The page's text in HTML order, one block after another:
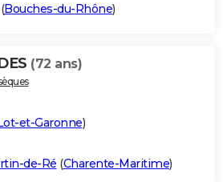
(Bouches-du-Rhône)
(72 ans)
et-Garonne)
de-Ré (Charente-Maritime)